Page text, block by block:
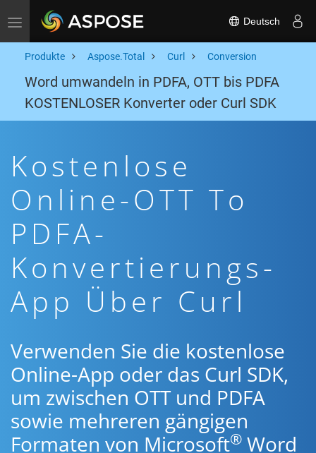
Toggle navigation Deutsch
Produkte Aspose.Total Curl Conversion
Word umwandeln in PDFA, OTT bis PDFA
KOSTENLOSER Konverter oder Curl SDK
Kostenlose
Online-OTT To
PDFA-
Konvertierungs-
App Über Curl
Verwenden Sie die kostenlose
Online-App oder das Curl SDK,
um zwischen OTT und PDFA
sowie mehreren gängigen
Formaten von Microsoft® Word